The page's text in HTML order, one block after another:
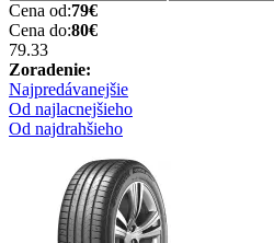
Cena od:79€
Cena do:80€
79.33
Zoradenie:
Najpredávanejšie
Od najlacnejšieho
Od najdrahšieho